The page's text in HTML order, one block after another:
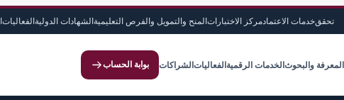
تحققخدمات الاعتمادمركز الاختبارات المنح والتمويل والفرص التعليمية الشهادات الدولية الفعاليات
المعرفة والبحوث الخدمات الرقمية الفعاليات الشراكات بوابة الحساب